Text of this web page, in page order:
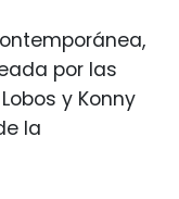
por las
y Konny
la